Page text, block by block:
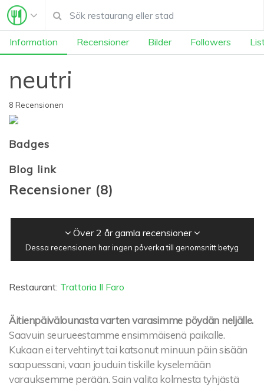
Information Recensioner Bilder Followers
neutri
8 Recensionen
Badges
Blog link
Recensioner (8)
Över 2 år gamla recensioner
Dessa recensionen har ingen påverka till genomsnitt betyg
Restaurant: Trattoria Il Faro
Äitienpäivälounasta varten varasimme pöydän neljälle.
Saavuin seurueestamme ensimmäisenä paikalle.
Kukaan ei tervehtinyt tai katsonut minuun päin sisään
saapuessani, vaan jouduin tiskille kyselemään
varauksemme perään. Sain valita kolmesta tyhjästä